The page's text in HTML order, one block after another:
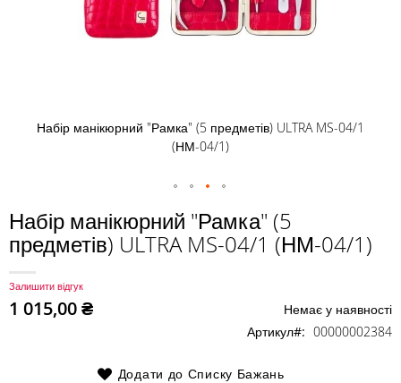
Набір манікюрний "Рамка" (5 предметів) ULTRA MS-04/1
(НМ-04/1)
до
початку
зображень
Набір манікюрний "Рамка" (5
предметів) ULTRA MS-04/1 (НМ-04/1)
Залишити відгук
1 015,00 ₴
Немає у наявності
Артикул
00000002384
Додати до Списку Бажань